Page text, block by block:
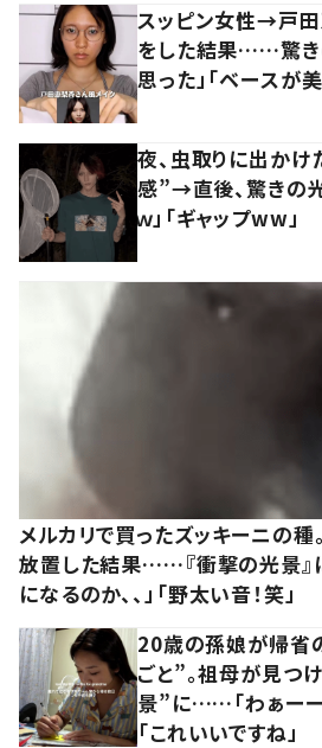
スッピン女性→戸
をした結果……驚き
思った」「ベースが美
夜、虫取りに出か
感”→直後、驚きの
ｗ」「ギャップww」
メルカリで買ったズッキーニの
放置した結果……『衝撃の光景』
になるのか、、」「野太い音！笑」
20歳の孫娘が帰省
ごと”。祖母が見つ
景”に……「わぁーー
「これいいですね」